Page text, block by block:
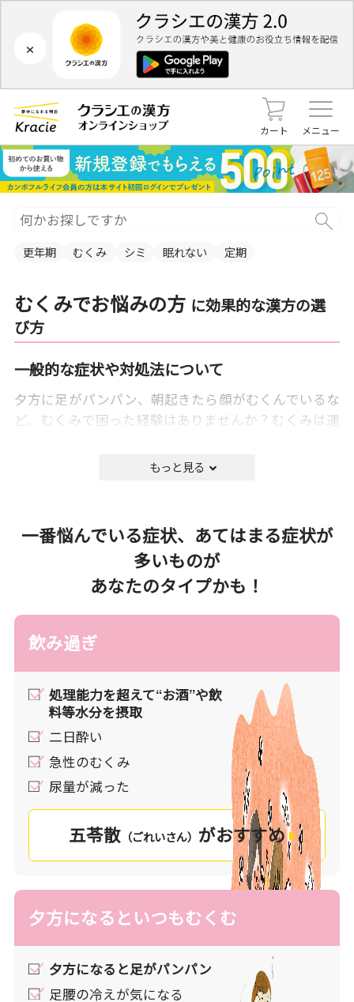
×
カート メニュー
更年期 むくみ シミ 眠れない 定期
むくみでお悩みの方 に効果的な漢方の選
び方
一般的な症状や対処法について
夕方に足がパンパン、朝起きたら顔がむくんでいるな
ど、むくみで困った経験はありませんか？むくみは運
なり、体の各所に体液が滞留することで起こる症状で
くらはぎの筋肉の伸縮は体液を上半身に送り返す重要
な働きを担っています。このため、リモートワークな
どの長時間の同じ姿勢や運動不足は大敵で、ストレッ
チやウォーキングなど軽度の運動はむくみ対策として
漢方の考え方
むくみは現代医学と同様、漢方でも水分代謝が乱
れ、患部に水が溢れた状態と捉えます。水分の代
謝には取り込みと排泄が重要で、胃腸と泌尿器が
この働きを担います。
過剰な水分摂取・疲労・先天的な虚弱などにより
胃腸が弱ると、水分の吸収は何とかできても水分
の適切な分配ができずに水分が偏ってむくみに繋
がったり、加齢などによって泌尿器の機能が低下
すると上手く体外へ水分が排泄できずにむくみに
繋がったりと様々な原因からむくみは発生しま
す。
漢方は局在した水分を除くだけでなく、余分な水
分を生むきっかけとなった臓器へも働きかけるこ
とでむくみを始めとした諸症状を改善するお薬で
一番悩んでいる症状、あてはまる症状が
多いものが
あなたのタイプかも！
飲み過ぎ
処理能力を超えて“お酒”や飲
料等水分を摂取
二日酔い
急性のむくみ
尿量が減った
五苓散 （ごれいさん） がおすすめ
夕方になるといつもむくむ
夕方になると足がパンパン
足腰の冷えが気になる